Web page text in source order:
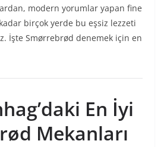
modern yorumlar yapan fine
birçok yerde bu eşsiz lezzeti
İşte Smørrebrød denemek için en
En İyi
Mekanları